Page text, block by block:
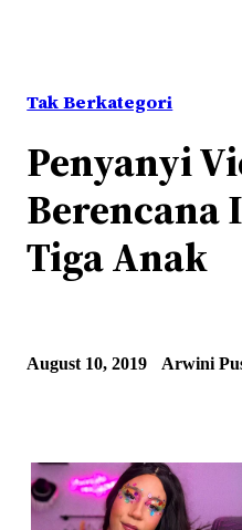
Tak Berkategori
Penyanyi
Berencana
Tiga Anak
August 10, 2019 Arwini